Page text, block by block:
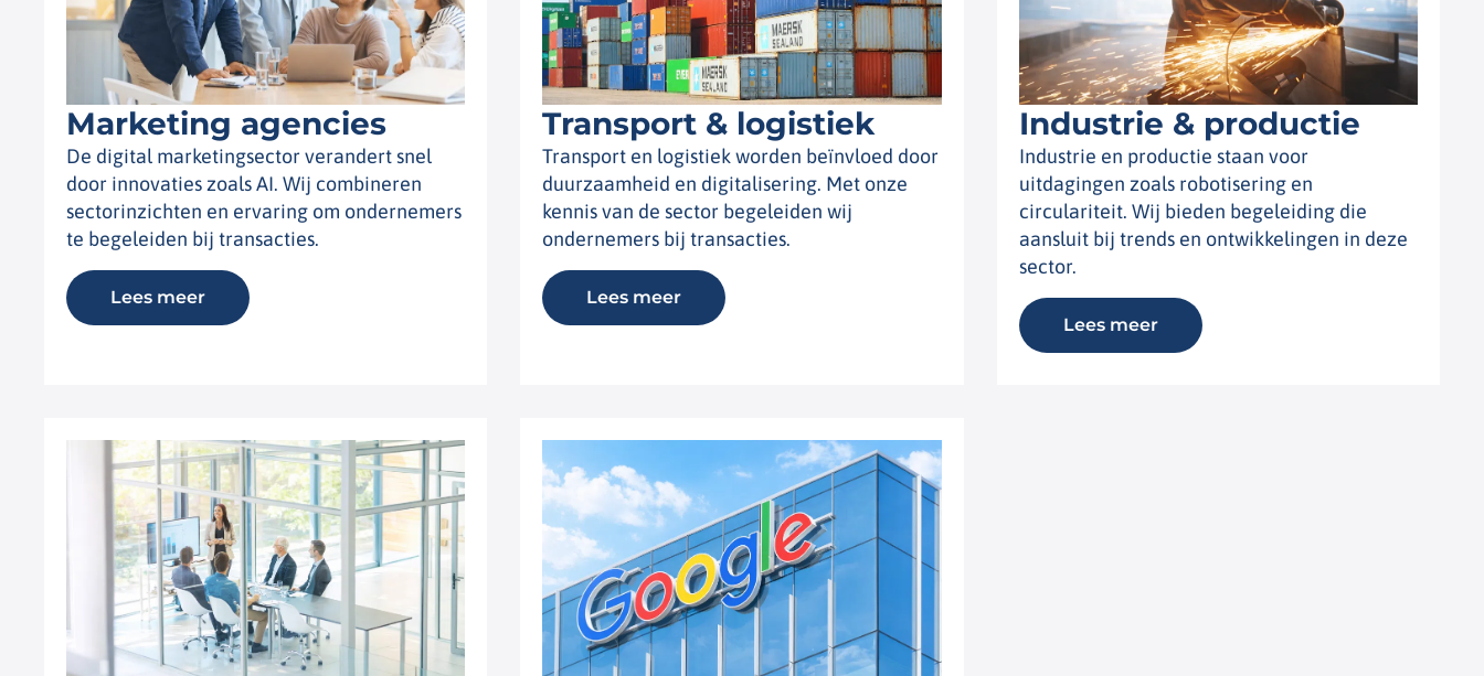
Marketing agencies
De digital marketingsector verandert snel
door innovaties zoals AI. Wij combineren
sectorinzichten en ervaring om ondernemers
te begeleiden bij transacties.
Lees meer
Transport & logistiek
Transport en logistiek worden beïnvloed door
duurzaamheid en digitalisering. Met onze
kennis van de sector begeleiden wij
ondernemers bij transacties.
Lees meer
Industrie & productie
Industrie en productie staan voor
uitdagingen zoals robotisering en
circulariteit. Wij bieden begeleiding die
aansluit bij trends en ontwikkelingen in deze
sector.
Lees meer